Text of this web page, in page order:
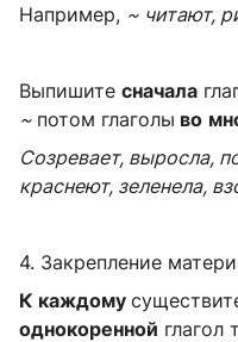
Например, ~ читают,
Выпишите сначала
~ потом глаголы во
Созревает, выросла,
краснеют, зеленела,
4. Закрепление
К каждому
однокоренной глагол